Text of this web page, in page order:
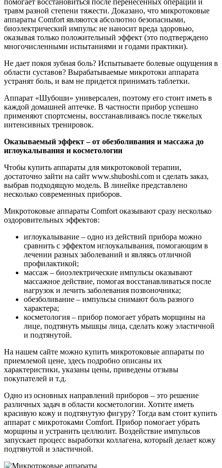
помогает восстановиться после перенесенных операций и
травм разной степени тяжести. Доказано, что микротоковые
аппараты Comfort являются абсолютно безопасными,
биоэлектрический импульс не наносит вреда здоровью,
оказывая только положительный эффект (это подтверждено
многочисленными испытаниями и годами практики).
Не дает покоя зубная боль? Испытываете болевые ощущения в
области суставов? Вырабатываемые микротоки аппарата
устранят боль, и вам не придется принимать таблетки.
Аппарат «Шубоши» универсален, поэтому его стоит иметь в
каждой домашней аптечке. В частности прибор успешно
применяют спортсмены, восстанавливаясь после тяжелых
интенсивных тренировок.
Оказываемый эффект – от обезболивания и массажа до
иглоукалывания и косметологии
Чтобы купить аппараты для микротоковой терапии,
достаточно зайти на сайт www.shuboshi.com и сделать заказ,
выбрав подходящую модель. В линейке представлено
несколько современных приборов.
Микротоковые аппараты Comfort оказывают сразу несколько
оздоровительных эффектов:
иглоукалывание – одно из действий прибора можно
сравнить с эффектом иглоукалывания, помогающим в
лечении разных заболеваний и являясь отличной
профилактикой;
массаж – биоэлектрические импульсы оказывают
массажное действие, помогая восстанавливаться после
нагрузок и лечить заболевания позвоночника;
обезболивание – импульсы снимают боль разного
характера;
косметология – прибор помогает убрать морщины на
лице, подтянуть мышцы лица, сделать кожу эластичной
и подтянутой.
На нашем сайте можно купить микротоковые аппараты по
приемлемой цене, здесь подробно описаны их
характеристики, указаны цены, приведены отзывы
покупателей и т.д.
Одно из основных направлений приборов – это решение
различных задач в области косметологии. Хотите иметь
красивую кожу и подтянутую фигуру? Тогда вам стоит купить
аппарат с микротоками Comfort. Прибор помогает убрать
морщины и устранить целлюлит. Воздействие импульсов
запускает процесс выработки коллагена, который делает кожу
подтянутой и эластичной.